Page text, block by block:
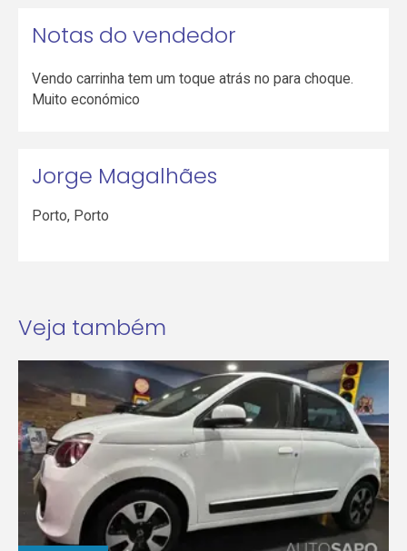
Notas do vendedor
Vendo carrinha tem um toque atrás no para choque.
Muito económico
Jorge Magalhães
Porto, Porto
Veja também